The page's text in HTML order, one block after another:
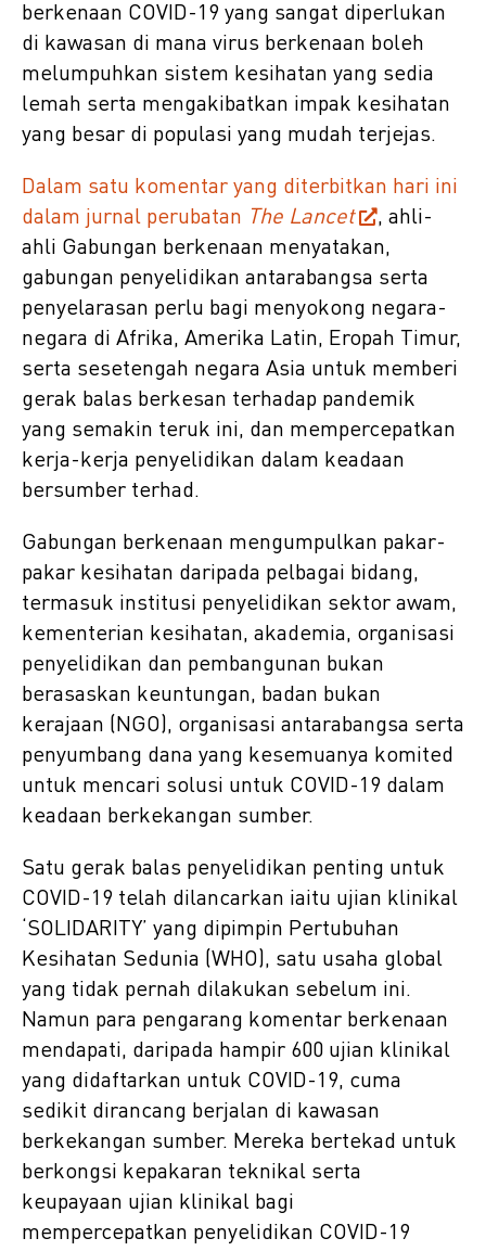
berkenaan COVID-19 yang sangat diperlukan
di kawasan di mana virus berkenaan boleh
melumpuhkan sistem kesihatan yang sedia
lemah serta mengakibatkan impak kesihatan
yang besar di populasi yang mudah terjejas.
Dalam satu komentar yang diterbitkan hari ini
dalam jurnal perubatan The Lancet
, ahli-
ahli Gabungan berkenaan menyatakan,
gabungan penyelidikan antarabangsa serta
penyelarasan perlu bagi menyokong negara-
negara di Afrika, Amerika Latin, Eropah Timur,
serta sesetengah negara Asia untuk memberi
gerak balas berkesan terhadap pandemik
yang semakin teruk ini, dan mempercepatkan
kerja-kerja penyelidikan dalam keadaan
bersumber terhad.
Gabungan berkenaan mengumpulkan pakar-
pakar kesihatan daripada pelbagai bidang,
termasuk institusi penyelidikan sektor awam,
kementerian kesihatan, akademia, organisasi
penyelidikan dan pembangunan bukan
berasaskan keuntungan, badan bukan
kerajaan (NGO), organisasi antarabangsa serta
penyumbang dana yang kesemuanya komited
untuk mencari solusi untuk COVID-19 dalam
keadaan berkekangan sumber.
Satu gerak balas penyelidikan penting untuk
COVID-19 telah dilancarkan iaitu ujian klinikal
‘SOLIDARITY’ yang dipimpin Pertubuhan
Kesihatan Sedunia (WHO), satu usaha global
yang tidak pernah dilakukan sebelum ini.
Namun para pengarang komentar berkenaan
mendapati, daripada hampir 600 ujian klinikal
yang didaftarkan untuk COVID-19, cuma
sedikit dirancang berjalan di kawasan
berkekangan sumber. Mereka bertekad untuk
berkongsi kepakaran teknikal serta
keupayaan ujian klinikal bagi
mempercepatkan penyelidikan COVID-19